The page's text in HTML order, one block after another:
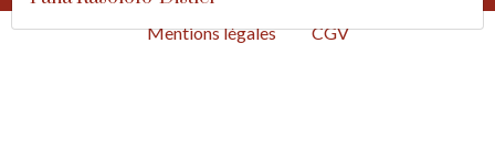
Mentions légales CGV